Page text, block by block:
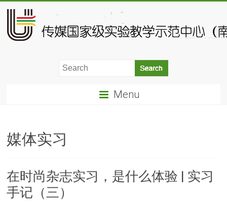
Menu
媒体实习
在时尚杂志实习，是什么体验 | 实习
手记（三）